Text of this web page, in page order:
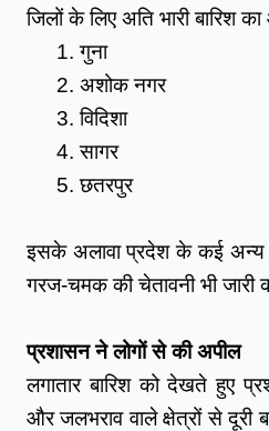
जिलों के लिए अति भारी बारिश
गुना
अशोक नगर
विदिशा
सागर
छतरपुर
इसके अलावा प्रदेश के कई अन्य
गरज-चमक की चेतावनी भी जारी
प्रशासन ने लोगों से की अपील
लगातार बारिश को देखते हुए
और जलभराव वाले क्षेत्रों से दूरी